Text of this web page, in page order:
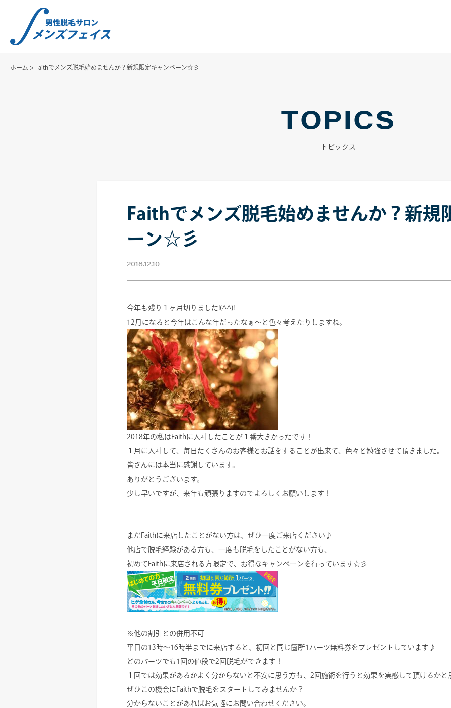
ホーム > Faithでメンズ脱毛始めませんか？新規限定キャンペーン☆彡
TOPICS
トピックス
Faithでメンズ脱毛始めませんか？新規
ーン☆彡
2018.12.10
今年も残り１ヶ月切りました!(^^)!
12月になると今年はこんな年だったなぁ～と色々考えたりしますね。
2018年の私はFaithに入社したことが１番大きかったです！
１月に入社して、毎日たくさんのお客様とお話をすることが出来て、色々と勉強させて頂きました。
皆さんには本当に感謝しています。
ありがとうございます。
少し早いですが、来年も頑張りますのでよろしくお願いします！
まだFaithに来店したことがない方は、ぜひ一度ご来店ください♪
他店で脱毛経験がある方も、一度も脱毛をしたことがない方も、
初めてFaithに来店される方限定で、お得なキャンペーンを行っています☆彡
※他の割引との併用不可
平日の13時～16時半までに来店すると、初回と同じ箇所1パーツ無料券をプレゼントしています♪
どのパーツでも1回の値段で2回脱毛ができます！
１回では効果があるかよく分からないと不安に思う方も、2回施術を行うと効果を実感して頂けるかと
ぜひこの機会にFaithで脱毛をスタートしてみませんか？
分からないことがあればお気軽にお問い合わせください。